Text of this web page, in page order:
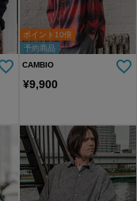
予約商品
ポイント10倍
CAMBIO
¥9,900